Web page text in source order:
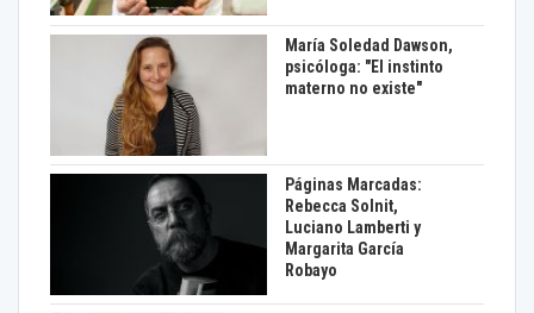
María Soledad Dawson,
psicóloga: "El instinto
materno no existe"
Páginas Marcadas:
Rebecca Solnit,
Luciano Lamberti y
Margarita García
Robayo